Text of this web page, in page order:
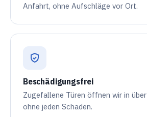
Anfahrt, ohne Aufschläge vor Ort.
Beschädigungsfrei
Zugefallene Türen öffnen wir in über
ohne jeden Schaden.